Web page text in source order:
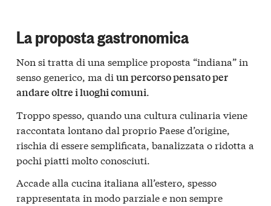
La proposta gastronomica
Non si tratta di una semplice proposta “indiana” in
senso generico, ma di un percorso pensato per
andare oltre i luoghi comuni.
Troppo spesso, quando una cultura culinaria viene
raccontata lontano dal proprio Paese d’origine,
rischia di essere semplificata, banalizzata o ridotta a
pochi piatti molto conosciuti.
Accade alla cucina italiana all’estero, spesso
rappresentata in modo parziale e non sempre